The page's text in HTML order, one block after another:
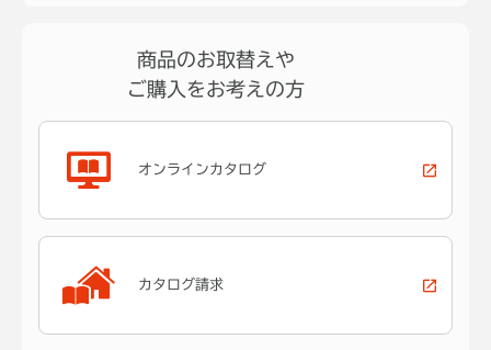
商品のお取替えや
ご購入をお考えの方
オンラインカタログ
カタログ請求